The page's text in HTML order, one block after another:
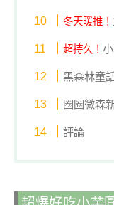
冬天暖推！
超持久！
黑森林童
圈圈微森
評論